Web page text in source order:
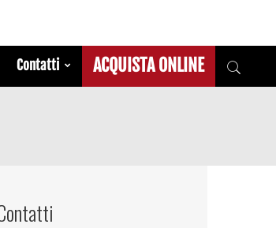
Contatti ACQUISTA ONLINE